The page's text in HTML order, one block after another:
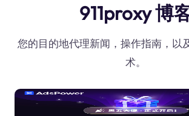
911proxy 博
您的目的地代理新闻，操作指南，以
术。